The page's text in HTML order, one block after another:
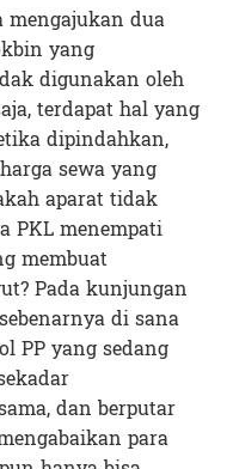
dua
yang
digunakan oleh
terdapat hal yang
dipindahkan,
sewa yang
aparat tidak
PKL menempati
membuat
Pada kunjungan
di sana
PP yang sedang
dan berputar
para